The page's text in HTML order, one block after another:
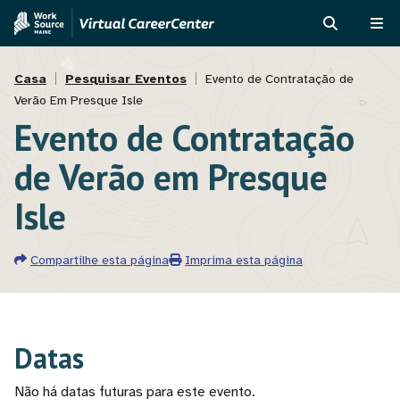
Passar
para
conteúdo
principal
Skip
Assistant
Navegação
estrutural
Casa Pesquisar Eventos
Evento de Contratação de
Verão Em Presque Isle
Evento de Contratação
de Verão em Presque
Isle
Compartilhe esta página Imprima esta página
Datas
Não há datas futuras para este evento.